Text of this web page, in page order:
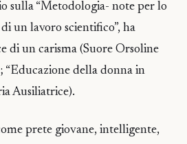
sulla “Metodologia- note per lo
un lavoro scientifico”, ha
di un carisma (Suore Orsoline
“Educazione della donna in
Ausiliatrice).
prete giovane, intelligente,